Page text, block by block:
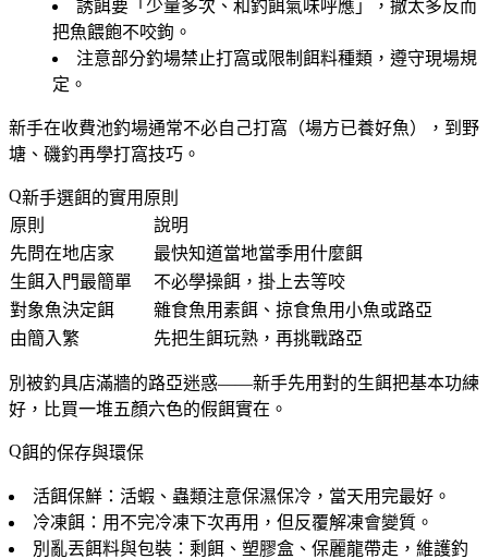
誘餌要「 少量多次、和釣餌氣味呼應 」，撒太多反而
把魚餵飽不咬鉤。
注意部分釣場禁止打窩或限制餌料種類，遵守現場規
定。
新手在收費池釣場通常不必自己打窩（場方已養好魚），到野
塘、磯釣再學打窩技巧。
新手選餌的實用原則
原則
說明
先問在地店家
最快知道當地當季用什麼餌
生餌入門最簡單
不必學操餌，掛上去等咬
對象魚決定餌
雜食魚用素餌、掠食魚用小魚或路亞
由簡入繁
先把生餌玩熟，再挑戰路亞
別被釣具店滿牆的路亞迷惑——新手先用對的生餌把基本功練
好 ，比買一堆五顏六色的假餌實在。
餌的保存與環保
活餌保鮮 ：活蝦、蟲類注意保濕保冷，當天用完最好。
冷凍餌 ：用不完冷凍下次再用，但反覆解凍會變質。
別亂丟餌料與包裝 ：剩餌、塑膠盒、保麗龍帶走，維護釣